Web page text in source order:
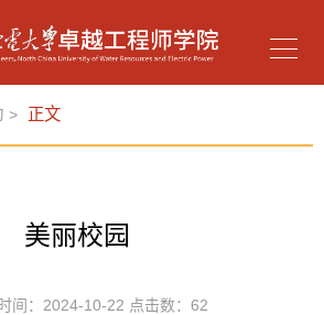
> 正文
美丽校园
间：2024-10-22 点击数： 62